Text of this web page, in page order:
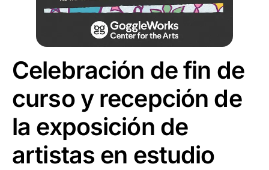
Celebración de fin de
curso y recepción de
la exposición de
artistas en estudio